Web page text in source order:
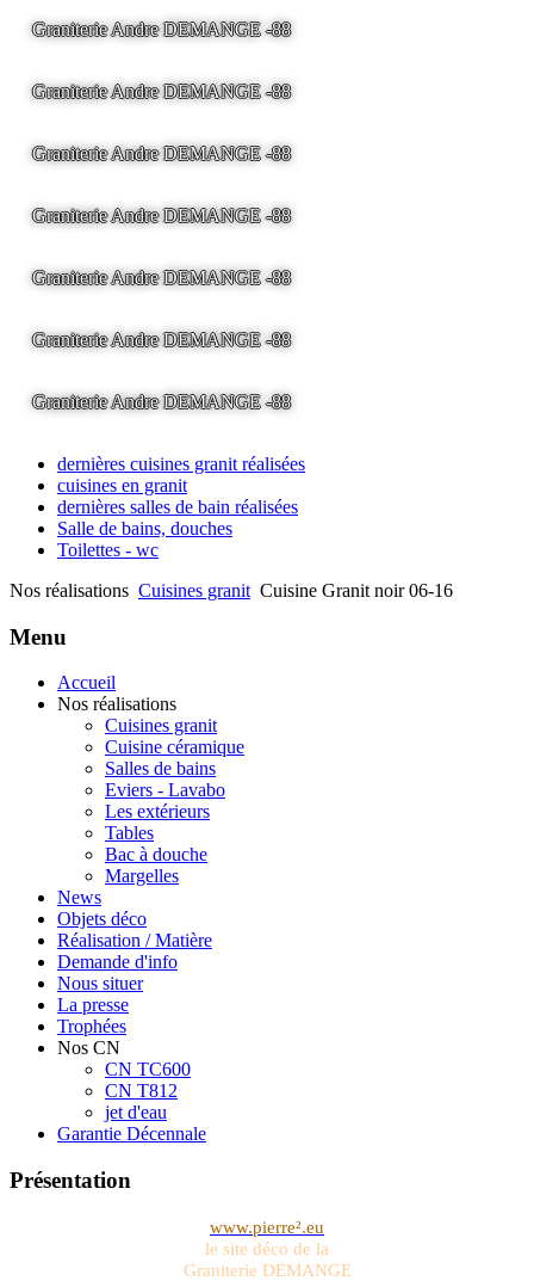
Graniterie Andre DEMANGE -88
Graniterie Andre DEMANGE -88
Graniterie Andre DEMANGE -88
Graniterie Andre DEMANGE -88
Graniterie Andre DEMANGE -88
Graniterie Andre DEMANGE -88
Graniterie Andre DEMANGE -88
dernières cuisines granit réalisées
cuisines en granit
dernières salles de bain réalisées
Salle de bains, douches
Toilettes - wc
Nos réalisations Cuisines granit Cuisine Granit noir 06-16
Menu
Accueil
Nos réalisations
Cuisines granit
Cuisine céramique
Salles de bains
Eviers - Lavabo
Les extérieurs
Tables
Bac à douche
Margelles
News
Objets déco
Réalisation / Matière
Demande d'info
Nous situer
La presse
Trophées
Nos CN
CN TC600
CN T812
jet d'eau
Garantie Décennale
Présentation
www.pierre².eu
le site déco de la
Graniterie DEMANGE